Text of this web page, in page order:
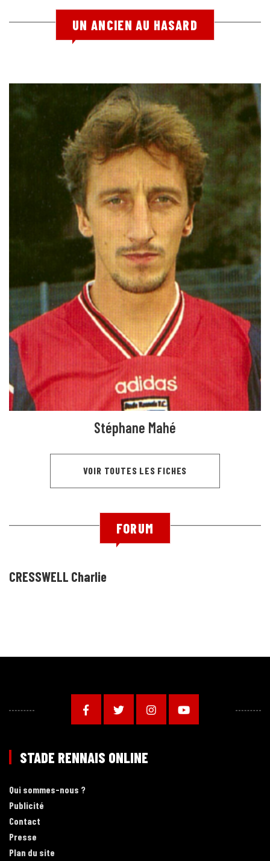
UN ANCIEN AU HASARD
Stéphane Mahé
VOIR TOUTES LES FICHES
FORUM
CRESSWELL Charlie
STADE RENNAIS ONLINE
Qui sommes-nous ?
Publicité
Contact
Presse
Plan du site